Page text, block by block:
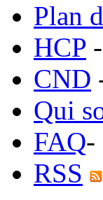
Plan
HCP -
CND
Qui
FAQ-
RSS